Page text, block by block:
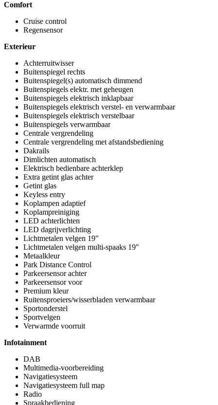
Comfort
Cruise control
Regensensor
Exterieur
Achterruitwisser
Buitenspiegel rechts
Buitenspiegel(s) automatisch dimmend
Buitenspiegels elektr. met geheugen
Buitenspiegels elektrisch inklapbaar
Buitenspiegels elektrisch verstel- en verwarmbaar
Buitenspiegels elektrisch verstelbaar
Buitenspiegels verwarmbaar
Centrale vergrendeling
Centrale vergrendeling met afstandsbediening
Dakrails
Dimlichten automatisch
Elektrisch bedienbare achterklep
Extra getint glas achter
Getint glas
Keyless entry
Koplampen adaptief
Koplampreiniging
LED achterlichten
LED dagrijverlichting
Lichtmetalen velgen 19"
Lichtmetalen velgen multi-spaaks 19"
Metaalkleur
Park Distance Control
Parkeersensor achter
Parkeersensor voor
Premium kleur
Ruitensproeiers/wisserbladen verwarmbaar
Sportonderstel
Sportvelgen
Verwarmde voorruit
Infotainment
DAB
Multimedia-voorbereiding
Navigatiesysteem
Navigatiesysteem full map
Radio
Spraakbediening